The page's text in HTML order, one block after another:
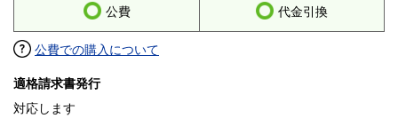
公費 代金引換
公費での購入について
適格請求書発行
対応します